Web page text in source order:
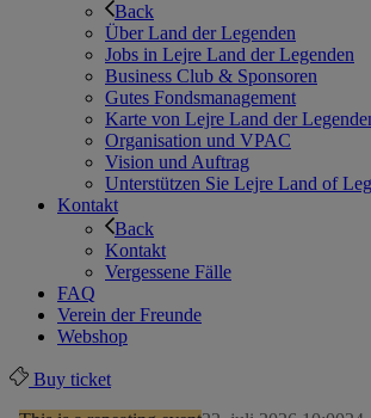
Back
Über Land der Legenden
Jobs in Lejre Land der Legenden
Business Club & Sponsoren
Gutes Fondsmanagement
Karte von Lejre Land der
Organisation und VPAC
Vision und Auftrag
Unterstützen Sie Lejre Land of
Kontakt
Back
Kontakt
Vergessene Fälle
FAQ
Verein der Freunde
Webshop
Buy ticket